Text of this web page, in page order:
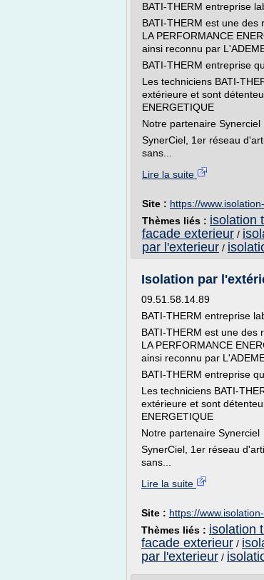
BATI-THERM entreprise
BATI-THERM est une des
LA PERFORMANCE
ainsi reconnu par
BATI-THERM entreprise
Les techniciens BATI-
extérieure et sont
ENERGETIQUE
Notre partenaire Synerciel
SynerCiel, 1er réseau
sans...
Lire la suite
Site : https://
Thèmes liés : isolation
facade exterieur /
par l'exterieur /
Isolation par
09.51.58.14.89
BATI-THERM entreprise
BATI-THERM est une des
LA PERFORMANCE
ainsi reconnu par
BATI-THERM entreprise
Les techniciens BATI-
extérieure et sont
ENERGETIQUE
Notre partenaire Synerciel
SynerCiel, 1er réseau
sans...
Lire la suite
Site : https://
Thèmes liés : isolation
facade exterieur /
par l'exterieur /